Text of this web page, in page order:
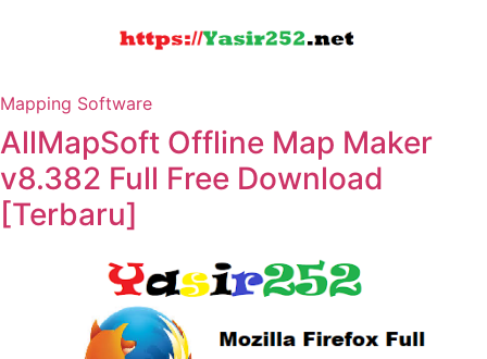
Mapping Software
AllMapSoft Offline Map Maker
v8.382 Full Free Download
[Terbaru]